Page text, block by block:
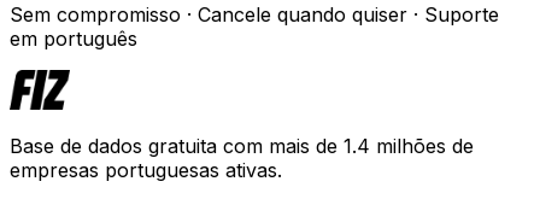
Sem compromisso · Cancele quando quiser · Suporte
em português
Base de dados gratuita com mais de 1.4 milhões de
empresas portuguesas ativas.